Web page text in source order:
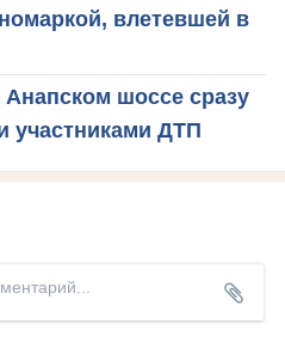
влетевшей в
шоссе сразу
участниками ДТП